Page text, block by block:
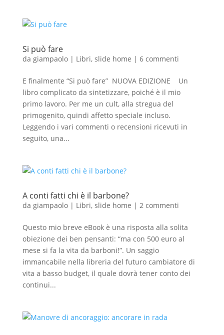
Si può fare
da giampaolo| Libri, slide home | 6 commenti
E finalmente “Si può fare” NUOVA EDIZIONE Un
libro complicato da sintetizzare, poiché è il mio
primo lavoro. Per me un cult, alla stregua del
primogenito, quindi affetto speciale incluso.
Leggendo i vari commenti o recensioni ricevuti in
seguito, una...
A conti fatti chi è il barbone?
da giampaolo| Libri, slide home | 2 commenti
Questo mio breve eBook è una risposta alla solita
obiezione dei ben pensanti: “ma con 500 euro al
mese si fa la vita da barboni!”. Un saggio
immancabile nella libreria del futuro cambiatore di
vita a basso budget, il quale dovrà tener conto dei
continui...